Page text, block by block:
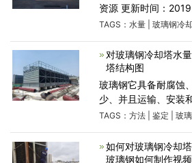
资源 更新时间：
人气：312 玻璃钢冷
统的核心设
TAGS： 水量| 玻璃钢冷
对玻璃钢冷却塔水
塔结构图
玻璃钢它具备耐腐蚀
少、并且运输、安装
对空 调、制冷、空压
越来越受到
TAGS： 方法| 鉴定 玻
如何对玻璃钢冷却
玻璃钢如何制作视频